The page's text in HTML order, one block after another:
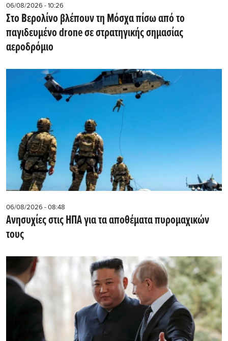
06/08/2026 - 10:26
Στο Βερολίνο βλέπουν τη Μόσχα πίσω από το
παγιδευμένο drone σε στρατηγικής σημασίας
αεροδρόμιο
06/08/2026 - 08:48
Ανησυχίες στις ΗΠΑ για τα αποθέματα πυρομαχικών
τους